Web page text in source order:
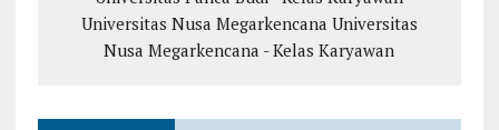
Universitas Nusa Megarkencana Universitas
Nusa Megarkencana - Kelas Karyawan